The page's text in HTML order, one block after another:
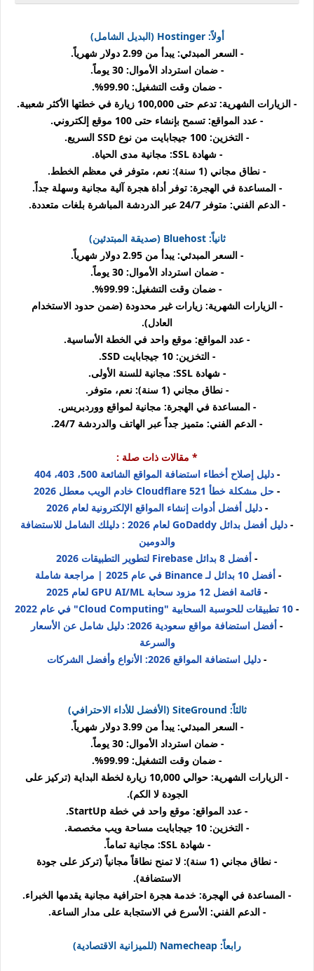
أولاً: Hostinger (البديل الشامل)
- السعر المبدئي: يبدأ من 2.99 دولار شهرياً.
- ضمان استرداد الأموال: 30 يوماً.
- ضمان وقت التشغيل: 99.90%.
- الزيارات الشهرية: تدعم حتى 100,000 زيارة في خطتها الأكثر شعبية.
- عدد المواقع: تسمح بإنشاء حتى 100 موقع إلكتروني.
- التخزين: 100 جيجابايت من نوع SSD السريع.
- شهادة SSL: مجانية مدى الحياة.
- نطاق مجاني (1 سنة): نعم، متوفر في معظم الخطط.
- المساعدة في الهجرة: توفر أداة هجرة آلية مجانية وسهلة جداً.
- الدعم الفني: متوفر 24/7 عبر الدردشة المباشرة بلغات متعددة.
ثانياً: Bluehost (صديقة المبتدئين)
- السعر المبدئي: يبدأ من 2.95 دولار شهرياً.
- ضمان استرداد الأموال: 30 يوماً.
- ضمان وقت التشغيل: 99.99%.
- الزيارات الشهرية: زيارات غير محدودة (ضمن حدود الاستخدام
العادل).
- عدد المواقع: موقع واحد في الخطة الأساسية.
- التخزين: 10 جيجابايت SSD.
- شهادة SSL: مجانية للسنة الأولى.
- نطاق مجاني (1 سنة): نعم، متوفر.
- المساعدة في الهجرة: مجانية لمواقع ووردبريس.
- الدعم الفني: متميز جداً عبر الهاتف والدردشة 24/7.
* مقالات ذات صلة :
-دليل إصلاح أخطاء استضافة المواقع الشائعة 500، 403، 404
- حل مشكلة خطأ Cloudflare 521 خادم الويب معطل 2026
-دليل أفضل أدوات إنشاء المواقع الإلكترونية لعام 2026
-
دليل أفضل بدائل GoDaddy لعام 2026 : دليلك الشامل للاستضافة
والدومين
- أفضل 8 بدائل Firebase لتطوير التطبيقات 2026
- أفضل 10 بدائل لـ Binance في عام 2025 | مراجعة شاملة
- قائمة افضل 12 مزود سحابة GPU AI/ML لعام 2025
- 10 تطبيقات للحوسبة السحابية "Cloud Computing" في عام 2022
-
أفضل استضافة مواقع سعودية 2026: دليل شامل عن الأسعار
والسرعة
- دليل استضافة المواقع 2026: الأنواع وأفضل الشركات
ثالثاً: SiteGround (الأفضل للأداء الاحترافي)
- السعر المبدئي: يبدأ من 3.99 دولار شهرياً.
- ضمان استرداد الأموال: 30 يوماً.
- ضمان وقت التشغيل: 99.99%.
- الزيارات الشهرية: حوالي 10,000 زيارة لخطة البداية (تركيز على
الجودة لا الكم).
- عدد المواقع: موقع واحد في خطة StartUp.
- التخزين: 10 جيجابايت مساحة ويب مخصصة.
- شهادة SSL: مجانية تماماً.
- نطاق مجاني (1 سنة): لا تمنح نطاقاً مجانياً (تركز على جودة
الاستضافة).
- المساعدة في الهجرة: خدمة هجرة احترافية مجانية يقدمها الخبراء.
- الدعم الفني: الأسرع في الاستجابة على مدار الساعة.
رابعاً: Namecheap (للميزانية الاقتصادية)